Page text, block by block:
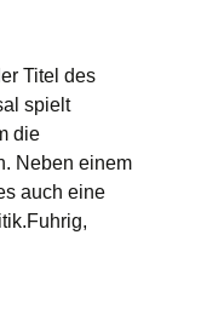
Titel des
spielt
die
Neben einem
auch eine